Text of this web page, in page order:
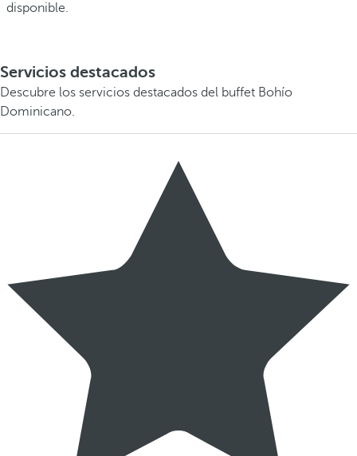
disponible.
Servicios destacados
Descubre los servicios destacados del buffet Bohío
Dominicano.